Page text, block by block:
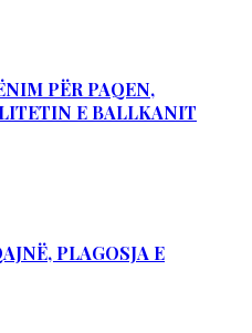
PËR PAQEN,
E BALLKANIT
PLAGOSJA E